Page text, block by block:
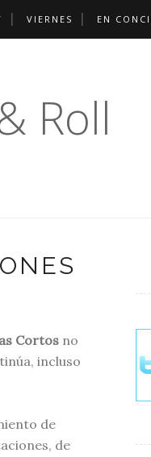
VIERNES EN
Roll
Cortos no
incluso
de
de